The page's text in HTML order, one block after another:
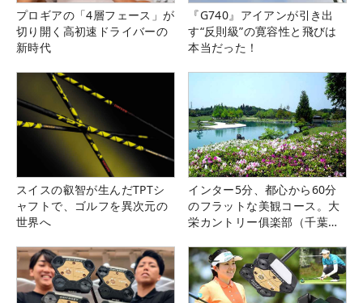
プロギアの「4層フェース」が
切り開く高初速ドライバーの
新時代
『G740』アイアンが引き出
す“反則級”の寛容性と飛びは
本当だった！
スイスの叡智が生んだTPTシ
ャフトで、ゴルフを異次元の
世界へ
インター5分、都心から60分
のフラットな美観コース。大
栄カントリー俱楽部（千葉